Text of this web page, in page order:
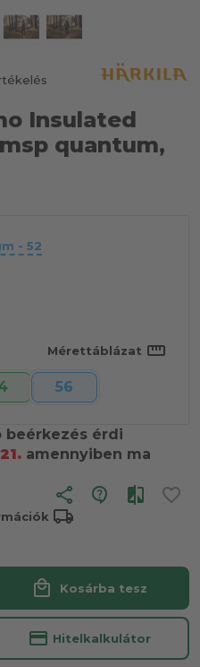
Insulated
quantum,
- 52
Mérettáblázat straighten
56
beérkezés érdi
amennyiben ma
share
local_shipping
local_mall Kosárba tesz
credit_card Hitelkalkulátor